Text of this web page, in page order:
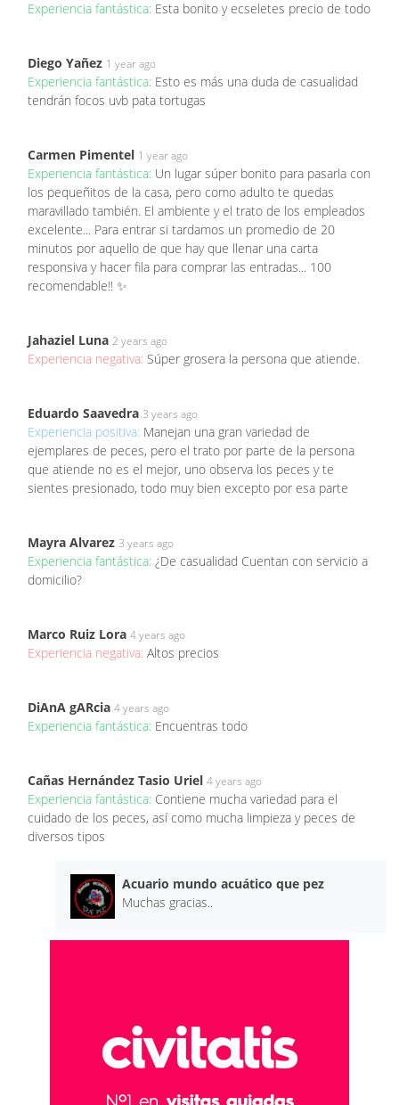
Experiencia fantástica: Esta bonito y ecseletes precio de todo
Diego Yañez 1 year ago
Experiencia fantástica: Esto es más una duda de casualidad
tendrán focos uvb pata tortugas
Carmen Pimentel 1 year ago
Experiencia fantástica: Un lugar súper bonito para pasarla con
los pequeñitos de la casa, pero como adulto te quedas
maravillado también. El ambiente y el trato de los empleados
excelente... Para entrar si tardamos un promedio de 20
minutos por aquello de que hay que llenar una carta
responsiva y hacer fila para comprar las entradas... 100
recomendable!! ✨
Jahaziel Luna 2 years ago
Experiencia negativa: Súper grosera la persona que atiende.
Eduardo Saavedra 3 years ago
Experiencia positiva: Manejan una gran variedad de
ejemplares de peces, pero el trato por parte de la persona
que atiende no es el mejor, uno observa los peces y te
sientes presionado, todo muy bien excepto por esa parte
Mayra Alvarez 3 years ago
Experiencia fantástica: ¿De casualidad Cuentan con servicio a
domicilio?
Marco Ruiz Lora 4 years ago
Experiencia negativa: Altos precios
DiAnA gARcia 4 years ago
Experiencia fantástica: Encuentras todo
Cañas Hernández Tasio Uriel 4 years ago
Experiencia fantástica: Contiene mucha variedad para el
cuidado de los peces, así como mucha limpieza y peces de
diversos tipos
Acuario mundo acuático que pez
Muchas gracias..